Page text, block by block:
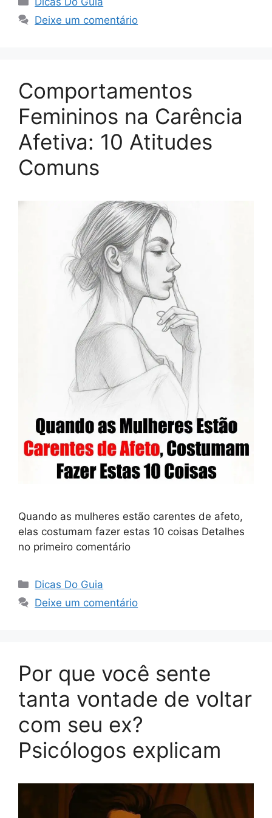
Deixe um comentário
Comportamentos
Femininos na Carência
Afetiva: 10 Atitudes
Comuns
Quando as mulheres estão carentes de afeto,
elas costumam fazer estas 10 coisas Detalhes
no primeiro comentário
Categorias
Dicas Do Guia
Deixe um comentário
Por que você sente
tanta vontade de voltar
com seu ex?
Psicólogos explicam